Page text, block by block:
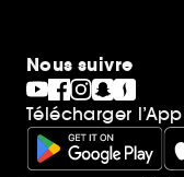
Nous suivre
Télécharger